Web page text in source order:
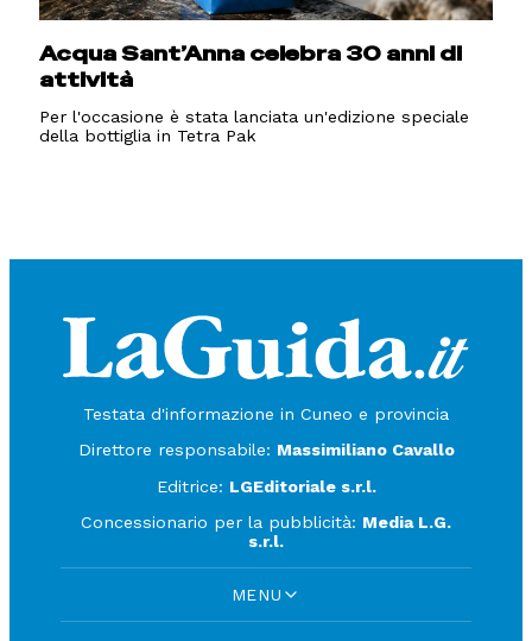
Acqua Sant’Anna celebra 30 anni di
attività
Per l'occasione è stata lanciata un'edizione speciale
della bottiglia in Tetra Pak
Testata d'informazione in Cuneo e provincia
Direttore responsabile: Massimiliano Cavallo
Editrice: LGEditoriale s.r.l.
Concessionario per la pubblicità: Media L.G.
s.r.l.
MENU